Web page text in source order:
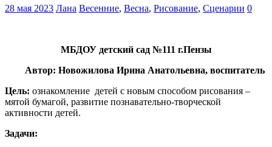
28 мая 2023 Лана Весенние, Весна, Рисование, Сценарии 0
МБДОУ детский сад №111 г.Пензы
Автор: Новожилова Ирина Анатольевна, воспитатель
Цель: ознакомление детей с новым способом рисования –
мятой бумагой, развитие познавательно-творческой
активности детей.
Задачи: